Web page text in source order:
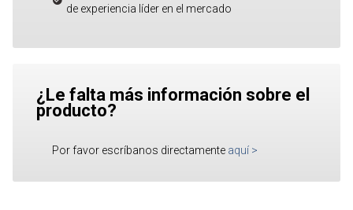
de experiencia líder en el mercado
¿Le falta más información sobre el
producto?
Por favor escríbanos directamente aquí >